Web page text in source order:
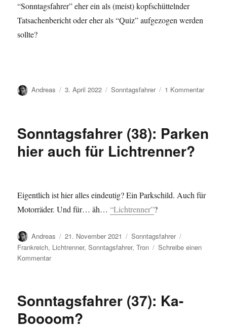
“Sonntagsfahrer” eher ein als (meist) kopfschüttelnder
Tatsachenbericht oder eher als “Quiz” aufgezogen werden
sollte?
Autor
Andreas
Veröffentlicht
3. April 2022 Kategorien
Sonntagsfahrer 1 Kommentarzu
Sonntagsfahrer (38): Parken
hier auch für Lichtrenner?
Eigentlich ist hier alles eindeutig? Ein Parkschild. Auch für
Motorräder. Und für… äh…“Lichtrenner”?
Autor
Andreas
Veröffentlicht
am
21. November 2021 Kategorien
Sonntagsfahrer
Frankreich, Lichtrenner,Sonntagsfahrer,Tron
Schreibe einen
Kommentarzu
hier
für
Sonntagsfahrer (37): Ka-
Boooom?